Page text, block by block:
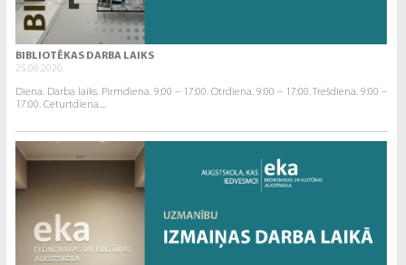
BIBLIOTĒKAS DARBA LAIKS
25.06.2026.
Diena. Darba laiks. Pirmdiena. 9:00 – 17:00. Otrdiena. 9:00 – 17:00. Trešdiena. 9:00 –
17:00. Ceturtdiena....